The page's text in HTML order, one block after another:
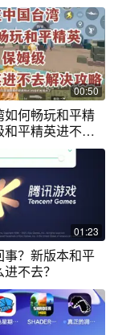
00:50
如何畅玩和平精
和平精英进不去
01:23
事？新版本和平
不去？